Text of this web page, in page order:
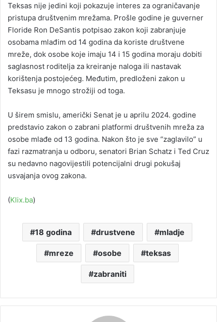
Teksas nije jedini koji pokazuje interes za ograničavanje
pristupa društvenim mrežama. Prošle godine je guverner
Floride Ron DeSantis potpisao zakon koji zabranjuje
osobama mlađim od 14 godina da koriste društvene
mreže, dok osobe koje imaju 14 i 15 godina moraju dobiti
saglasnost roditelja za kreiranje naloga ili nastavak
korištenja postojećeg. Međutim, predloženi zakon u
Teksasu je mnogo strožiji od toga.
U širem smislu, američki Senat je u aprilu 2024. godine
predstavio zakon o zabrani platformi društvenih mreža za
osobe mlađe od 13 godina. Nakon što je sve “zaglavilo” u
fazi razmatranja u odboru, senatori Brian Schatz i Ted Cruz
su nedavno nagovijestili potencijalni drugi pokušaj
usvajanja ovog zakona.
(Klix.ba)
18 godina drustvene mladje
mreze osobe teksas
zabraniti